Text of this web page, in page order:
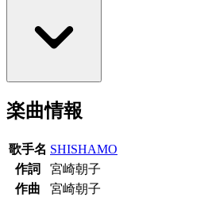
楽曲情報
歌手名 SHISHAMO
作詞
宮崎朝子
作曲
宮崎朝子